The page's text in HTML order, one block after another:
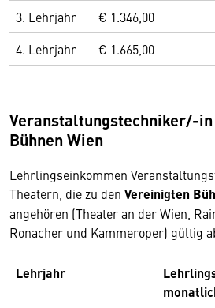
3. Lehrjahr
€ 1.346,00
4. Lehrjahr
€ 1.665,00
Veranstaltungstechniker/-
Bühnen Wien
Lehrlingseinkommen
Theatern, die zu den Vereinigten
angehören (Theater an der Wien,
Ronacher und Kammeroper) gültig
Lehrjahr